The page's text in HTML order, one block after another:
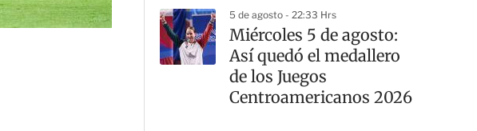
5 de agosto - 22:33 Hrs
Miércoles 5 de agosto:
Así quedó el medallero
de los Juegos
Centroamericanos 2026